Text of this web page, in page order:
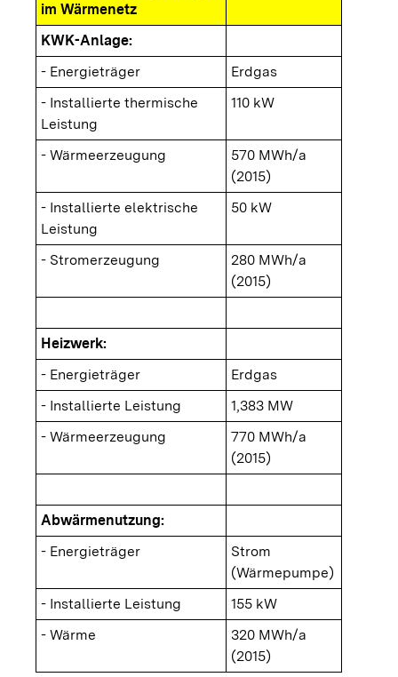
im Wärmenetz
KWK-Anlage:
- Energieträger
Erdgas
- Installierte thermische
Leistung
110 kW
- Wärmeerzeugung
570 MWh/a
(2015)
- Installierte elektrische
Leistung
50 kW
- Stromerzeugung
280 MWh/a
(2015)
Heizwerk:
- Energieträger
Erdgas
- Installierte Leistung
1,383 MW
- Wärmeerzeugung
770 MWh/a
(2015)
Abwärmenutzung:
- Energieträger
Strom
(Wärmepumpe)
- Installierte Leistung
155 kW
- Wärme
320 MWh/a
(2015)